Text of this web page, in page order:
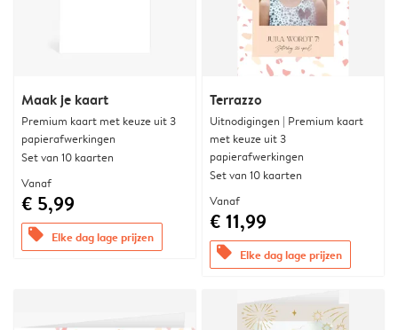
Maak je kaart
Premium kaart met keuze uit 3
papierafwerkingen
Set van 10 kaarten
Vanaf
€ 5,99
offers Elke dag lage prijzen
Terrazzo
Uitnodigingen | Premium kaart
met keuze uit 3
papierafwerkingen
Set van 10 kaarten
Vanaf
€ 11,99
offers Elke dag lage prijzen